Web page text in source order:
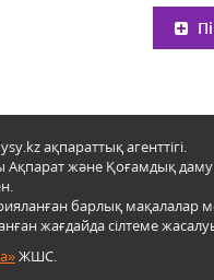
ақпараттық агенттігі.
және Қоғамдық даму
барлық
жағдайда сілтеме
ЖШС.